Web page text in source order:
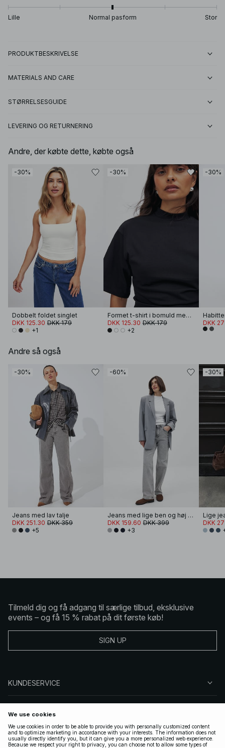
Lille Normal pasform Stor
PRODUKTBESKRIVELSE
MATERIALS AND CARE
STØRRELSESGUIDE
LEVERING OG RETURNERING
Andre, der købte dette, købte også
-30%
Dobbelt foldet singlet
DKK 125.30 DKK 179
+1
-30%
Formet t-shirt i bomuld med tragtformet halsudskæring
DKK 125.30 DKK 179
+2
-30%
DKK
Andre så også
-30%
Jeans med lav talje
DKK 251.30 DKK 359
+5
-60%
Jeans med lige ben og høj talje
DKK 159.60 DKK 399
+3
-30%
Lige
DKK
Tilmeld dig og få adgang til særlige tilbud, eksklusive
events – og få 15 % rabat på dit første køb!
SIGN UP
KUNDESERVICE
FØLG OS